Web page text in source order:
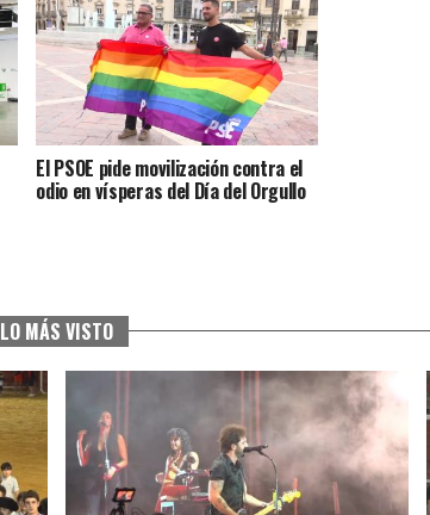
El PSOE pide movilización contra el
odio en vísperas del Día del Orgullo
LO MÁS VISTO